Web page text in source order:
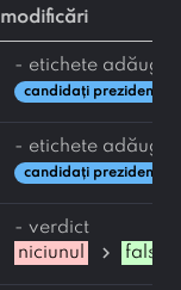
modificări
- etichete
candidați
- etichete
candidați
- verdict
niciunul
chevron_right falsă